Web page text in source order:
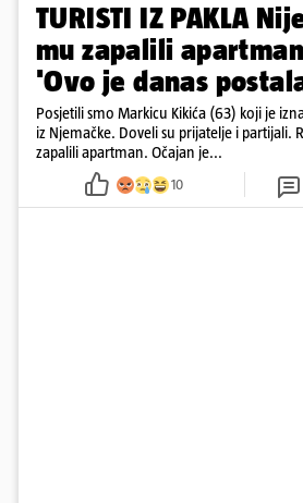
TURISTI IZ PAKLA
mu zapalili
'Ovo je danas
Posjetili smo Markicu Kikića (63) koji je
iz Njemačke. Doveli su prijatelje i partijali.
zapalili apartman. Očajan je...
10